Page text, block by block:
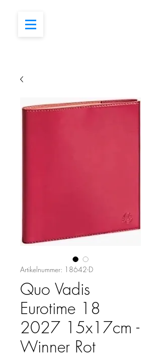
Artikelnummer: 18642-D
Quo Vadis
Eurotime 18
2027 15x17cm -
Winner Rot